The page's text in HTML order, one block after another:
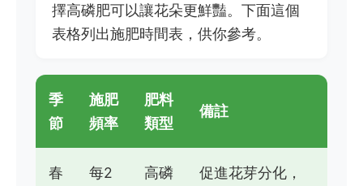
擇高磷肥可以讓花朵更鮮豔。下面這個
表格列出施肥時間表，供你參考。
季
節
施肥
頻率
肥料
類型
備註
春
每2
高磷
促進花芽分化，